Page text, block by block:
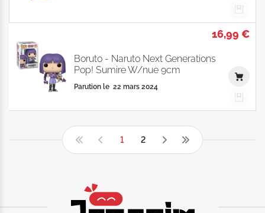
16,99 €
Boruto - Naruto Next Generations
Pop! Sumire W/nue 9cm
Parution le 22 mars 2024
1 2